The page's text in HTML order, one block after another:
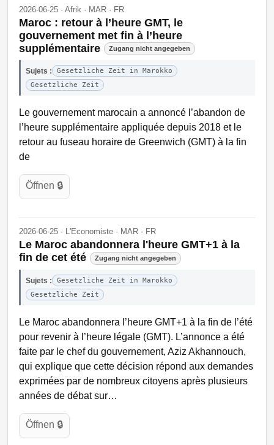
2026-06-25 · Afrik · MAR · FR
Maroc : retour à l’heure GMT, le
gouvernement met fin à l’heure
supplémentaire
Zugang nicht angegeben
Sujets :
Gesetzliche Zeit in Marokko
Gesetzliche Zeit
Le gouvernement marocain a annoncé l’abandon de
l’heure supplémentaire appliquée depuis 2018 et le
retour au fuseau horaire de Greenwich (GMT) à la fin
de
Öffnen 🔒
2026-06-25 · L'Economiste · MAR · FR
Le Maroc abandonnera l'heure GMT+1 à la
fin de cet été
Zugang nicht angegeben
Sujets :
Gesetzliche Zeit in Marokko
Gesetzliche Zeit
Le Maroc abandonnera l’heure GMT+1 à la fin de l’été
pour revenir à l’heure légale (GMT). L’annonce a été
faite par le chef du gouvernement, Aziz Akhannouch,
qui explique que cette décision répond aux demandes
exprimées par de nombreux citoyens après plusieurs
années de débat sur…
Öffnen 🔒